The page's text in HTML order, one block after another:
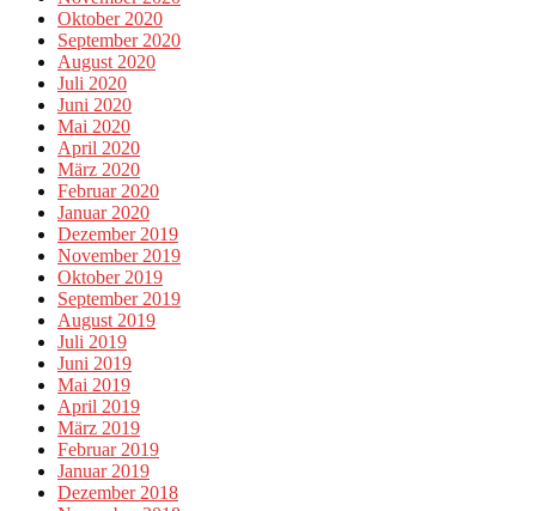
Oktober 2020
September 2020
August 2020
Juli 2020
Juni 2020
Mai 2020
April 2020
März 2020
Februar 2020
Januar 2020
Dezember 2019
November 2019
Oktober 2019
September 2019
August 2019
Juli 2019
Juni 2019
Mai 2019
April 2019
März 2019
Februar 2019
Januar 2019
Dezember 2018